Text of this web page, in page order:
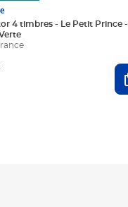
4 timbres - Le Petit Prince -